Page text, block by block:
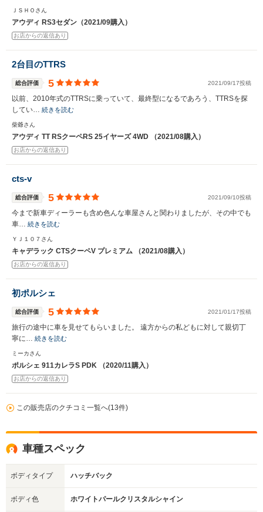
ＪＳＨＯさん
アウディ RS3セダン（2021/09購入）
お店からの返信あり
2台目のTTRS
総合評価 5 2021/09/17投稿
以前、2010年式のTTRSに乗っていて、最終型になるであろう、TTRSを探
してい… 続きを読む
柴爺さん
アウディ TT RSクーペRS 25イヤーズ 4WD （2021/08購入）
お店からの返信あり
cts-v
総合評価 5 2021/09/10投稿
今まで新車ディーラーも含め色んな車屋さんと関わりましたが、その中でも
車… 続きを読む
ＹＪ１０７さん
キャデラック CTSクーペV プレミアム （2021/08購入）
お店からの返信あり
初ポルシェ
総合評価 5 2021/01/17投稿
旅行の途中に車を見せてもらいました。 遠方からの私どもに対して親切丁
寧に… 続きを読む
ミーカさん
ポルシェ 911カレラS PDK （2020/11購入）
お店からの返信あり
この販売店のクチコミ一覧へ(13件)
車種スペック
ボディタイプ ハッチバック
ボディ色 ホワイトパールクリスタルシャイン